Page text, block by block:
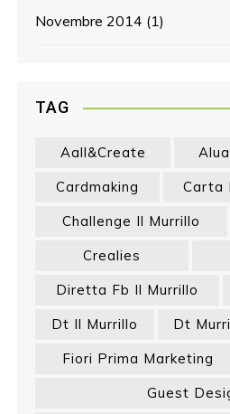
Novembre 2014 (1)
TAG
Aall&create
Cardmaking
Carta
Challenge Il Murrillo
Crealies
Diretta Fb Il Murrillo
Dt Il Murrillo
Dt
Fiori Prima Marketing
Guest